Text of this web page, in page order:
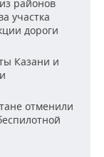
районов
участка
дороги
Казани и
отменили